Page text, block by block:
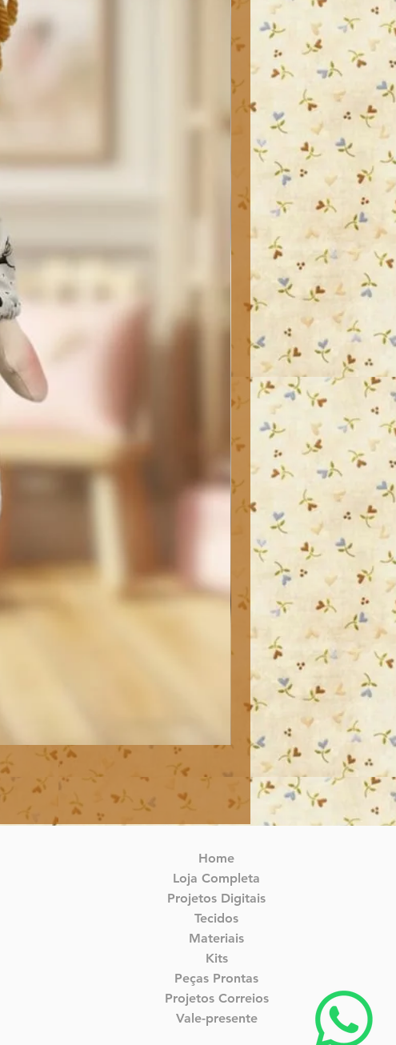
Home
Loja Completa
Projetos Digitais
Tecidos
Materiais
Kits
Peças Prontas
Projetos Correios
Vale-presente